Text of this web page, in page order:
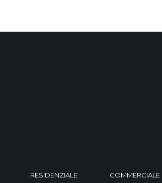
RESIDENZIALE COMMERCIALE